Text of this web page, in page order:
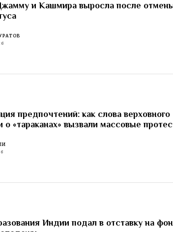
и Кашмира выросла после
предпочтений: как слова верховного
о «тараканах» вызвали массовые
Индии подал в отставку на